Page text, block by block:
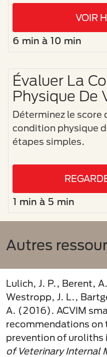
boire ?
VOIR
6 min à 10 min
Évaluer La
Physique De
Déterminez le
condition physique
étapes simples.
1 min à 5 min
Autres
Lulich, J. P., Berent,
Westropp, J. L.,
A. (2016). ACVIM
recommendations on
prevention of uroliths
of Veterinary Internal